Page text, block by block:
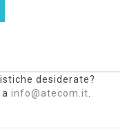
desiderate?
info@atecom.it